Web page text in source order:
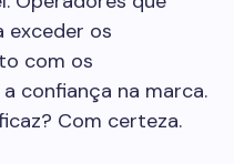
exceder os
com os
confiança na marca.
Com certeza.